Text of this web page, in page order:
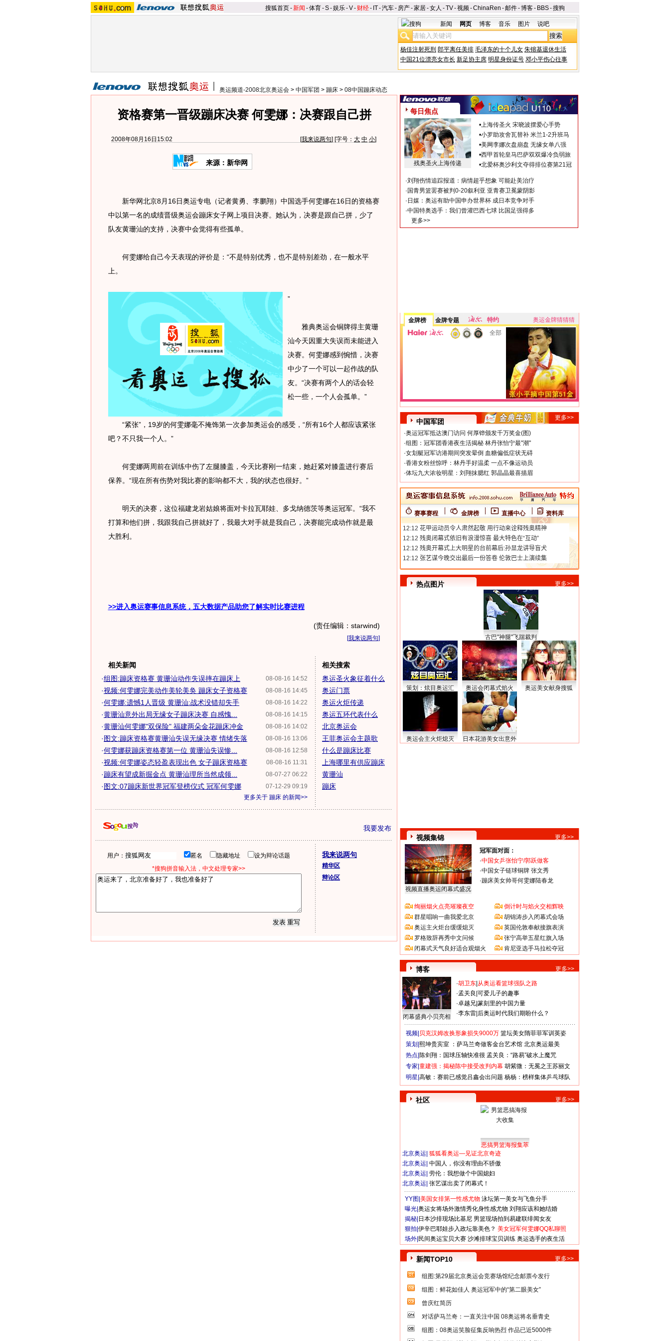
搜狐首页-新闻 -体育-S-娱乐-V- 财经- IT-汽车- 房产-家居-女人 -TV-视频-ChinaRen -邮件-博客- BBS-搜狗
新闻 网页 博客 音乐 图片 说吧
杨佳注射死刑 郎平离任美排 毛泽东的十个儿女 朱镕基退休生活
中国21位漂亮女市长 新足协主席 明星身份证号 邓小平伤心往事
奥运频道-2008北京奥运会 > 中国军团 > 蹦床 > 08中国蹦床动态
资格赛第一晋级蹦床决赛 何雯娜：决赛跟自己拼
2008年08月16日15:02 [我来说两句] [字号： 大 中 小]
来源：新华网
新华网北京8月16日奥运专电（记者黄勇、李鹏翔）中国选手何雯娜在16日的资格赛
中以第一名的成绩晋级奥运会蹦床女子网上项目决赛。她认为，决赛是跟自己拼，少了
队友黄珊汕的支持，决赛中会觉得有些孤单。
何雯娜给自己今天表现的评价是：“不是特别优秀，也不是特别差劲，在一般水平
上。
”
雅典奥运会铜牌得主黄珊
汕今天因重大失误而未能进入
决赛。何雯娜感到惋惜，决赛
中少了一个可以一起作战的队
友。“决赛有两个人的话会轻
松一些，一个人会孤单。”
“紧张”，19岁的何雯娜毫不掩饰第一次参加奥运会的感受，“所有16个人都应该紧张
吧？不只我一个人。”
何雯娜两周前在训练中伤了左腿膝盖，今天比赛刚一结束，她赶紧对膝盖进行赛后
保养。“现在所有伤势对我比赛的影响都不大，我的状态也很好。”
明天的决赛，这位福建龙岩姑娘将面对卡拉瓦耶娃、多戈纳德茨等奥运冠军。“我不
打算和他们拼，我跟我自己拼就好了，我最大对手就是我自己，决赛能完成动作就是最
大胜利。
>>进入奥运赛事信息系统，五大数据产品助您了解实时比赛进程
(责任编辑：starwind)
[我来说两句]
相关新闻
08-08-16 14:52
·组图:蹦床资格赛 黄珊汕动作失误摔在蹦床上
08-08-16 14:45
·视频:何雯娜完美动作美轮美奂 蹦床女子资格赛
08-08-16 14:22
·何雯娜:遗憾1人晋级 黄珊汕:战术没错却失手
08-08-16 14:15
·黄珊汕意外出局无缘女子蹦床决赛 自感愧...
08-08-16 14:02
·黄珊汕何雯娜"双保险" 福建两朵金花蹦床冲金
08-08-16 13:06
·图文:蹦床资格赛黄珊汕失误无缘决赛 情绪失落
08-08-16 12:58
·何雯娜获蹦床资格赛第一位 黄珊汕失误惨...
08-08-16 11:31
·视频:何雯娜姿态轻盈表现出色 女子蹦床资格赛
08-07-27 06:22
·蹦床有望成新掘金点 黄珊汕理所当然成领...
07-12-29 09:19
·图文:07蹦床新世界冠军登榜仪式 冠军何雯娜
更多关于 蹦床 的新闻>>
相关搜索
奥运圣火象征着什么
奥运门票
奥运火炬传递
奥运五环代表什么
北京奥运会
王菲奥运会主题歌
什么是蹦床比赛
上海哪里有供应蹦床
黄珊汕
蹦床
我要发布
用户： 匿名 隐藏地址
设为辩论话题
*搜狗拼音输入法，中文处理专家>>
我来说两句
精华区
辩论区
每日焦点
残奥圣火上海传递
•上海传圣火 宋晓波摆爱心手势
•小罗助攻舍瓦替补 米兰1-2升班马
•美网李娜次盘崩盘 无缘女单八强
•西甲首轮皇马巴萨双双爆冷负弱旅
•北爱杯奥沙利文夺得排位赛第21冠
·刘翔伤情追踪报道：病情超乎想象 可能赴美治疗
· 国青男篮罢赛被判0-20叙利亚 亚青赛卫冕蒙阴影
· 日媒：奥运有助中国申办世界杯 成日本竞争对手
·中国特奥选手：我们曾灌巴西七球 比国足强得多
更多>>
金牌榜 金牌专题 特约
奥运金牌猜猜猜
全部
中国军团
更多>>
·奥运冠军抵达澳门访问 何厚铧颁发千万奖金(图)
·组图：冠军团香港夜生活揭秘 林丹张怡宁最"潮"
·女划艇冠军访港期间突发晕倒 血糖偏低症状无碍
·香港女粉丝惊呼：林丹手好温柔 一点不像运动员
·体坛九大浓妆明星：刘翔抹腮红 郭晶晶最喜描眉
赛事赛程 金牌榜 直播中心 资料库
热点图片 更多>>
古巴"神腿"飞踹裁判
策划：炫目奥运汇 奥运会闭幕式焰火 奥运美女献身搜狐
奥运会主火炬熄灭 日本花游美女出意外
视频集锦 更多>>
视频直播奥运闭幕式盛况
冠军面对面：
·中国女乒张怡宁/郭跃做客
·中国女子链球铜牌 张文秀
·蹦床美女帅哥何雯娜陆春龙
绚丽烟火点亮璀璨夜空
群星唱响一曲我爱北京
奥运主火炬台缓缓熄灭
罗格致辞再秀中文问候
闭幕式天气良好适合观烟火
倒计时与焰火交相辉映
胡锦涛步入闭幕式会场
英国伦敦奉献接旗表演
张宁高举五星红旗入场
肯尼亚选手马拉松夺冠
博客 更多>>
闭幕盛典小贝亮相
·胡卫东 从奥运看篮球强队之路
·孟关良 可爱儿子的趣事
·卓越兄 篆刻里的中国力量
·李东雷 后奥运时代我们期盼什么？
视频| 贝克汉姆改换形象损失9000万 篮坛美女隋菲菲军训英姿
策划| 熙坤贵宾室 ：萨马兰奇做客金台艺术馆 北京奥运最美
热点| 陈剑翔：国球压轴快准很 孟关良：“路易”破水上魔咒
专家| 童建强：揭秘陈中接受改判内幕 胡紫微：无冕之王苏丽文
明星| 高敏：赛前已感觉吕鑫会出问题 杨杨：榜样集体乒乓球队
社区 更多>>
恶搞男篮海报集萃
北京奥运 狐狐看奥运—见证北京奇迹
北京奥运 中国人，你没有理由不骄傲
北京奥运 劳伦：我想做个中国媳妇
北京奥运 张艺谋出卖了闭幕式！
YY图| 美国女排第一性感尤物 泳坛第一美女与飞鱼分手
曝光| 奥运女将场外激情秀化身性感尤物 刘翔应该和她结婚
揭秘| 日本沙排现场比基尼 男篮现场拍到易建联绯闻女友
狠拍| 伊辛巴耶娃步入政坛靠美色？ 美女冠军何雯娜QQ私聊照
场外| 民间奥运宝贝大赛 沙滩排球宝贝训练 奥运选手的夜生活
新闻TOP10 更多>>
组图:第29届北京奥运会竞赛场馆纪念邮票今发行
组图：鲜花如佳人 奥运冠军中的“第二眼美女”
曾庆红简历
对话萨马兰奇：一直关注中国 08奥运将名垂青史
组图：08奥运笑脸征集反响热烈 作品已近5000件